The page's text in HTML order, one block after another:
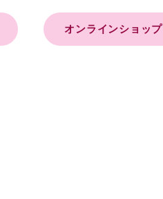
オンラインショップ